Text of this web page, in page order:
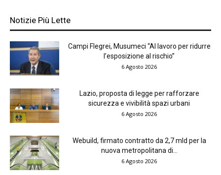
Notizie Più Lette
Campi Flegrei, Musumeci “Al lavoro per ridurre
l’esposizione al rischio”
6 Agosto 2026
Lazio, proposta di legge per rafforzare
sicurezza e vivibilità spazi urbani
6 Agosto 2026
Webuild, firmato contratto da 2,7 mld per la
nuova metropolitana di...
6 Agosto 2026